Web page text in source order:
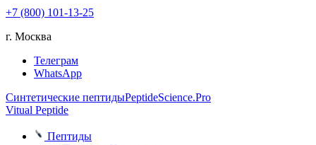
+7 (800) 101-13-25
г. Москва
Телеграм
WhatsApp
Синтетические пептидыPeptideScience.Pro
Vitual Peptide
Пептиды